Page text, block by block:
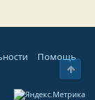
Помощь